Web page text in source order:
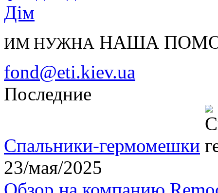
ИМ НУЖНА НАША
fond@eti.kiev.ua
Последние
Спальники-гермомешки
23/мая/2025